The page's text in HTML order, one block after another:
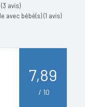
(3 avis)
avec bébé(s)(1 avis)
7,89
/ 10